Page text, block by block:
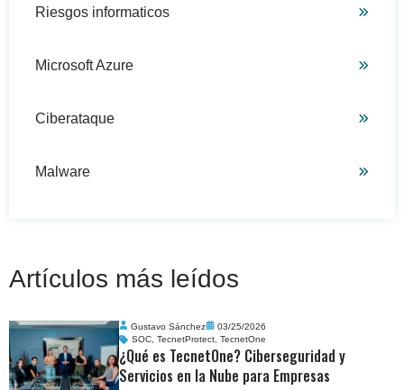
Riesgos informaticos
Microsoft Azure
Ciberataque
Malware
Artículos más leídos
Gustavo Sánchez
03/25/2026
SOC,TecnetProtect,TecnetOne
¿Qué es TecnetOne? Ciberseguridad y
Servicios en la Nube para Empresas